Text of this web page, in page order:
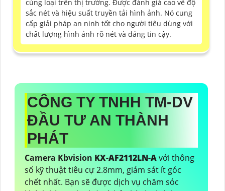
cùng loại trên thị trường. Được đánh giá cao về độ
sắc nét và hiệu suất truyền tải hình ảnh. Nó cung
cấp giải pháp an ninh tốt cho người tiêu dùng với
chất lượng hình ảnh rõ nét và đáng tin cậy.
CÔNG TY TNHH TM-DV
ĐẦU TƯ AN THÀNH
PHÁT
Camera Kbvision KX-AF2112LN-Avới thông
số kỹ thuật tiêu cự 2.8mm, giám sát ít góc
chết nhất. Bạn sẽ được dịch vụ chăm sóc